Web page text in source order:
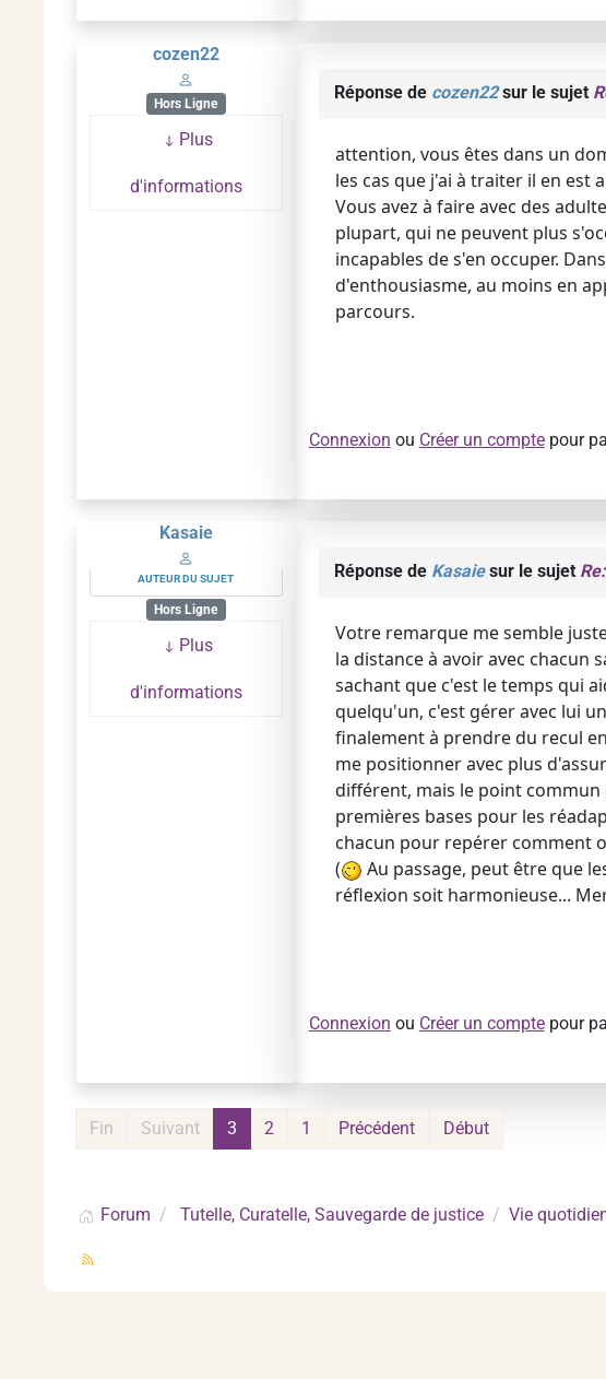
cozen22
Hors Ligne
Plus
d'informations
Réponse de cozen22sur le sujet
attention, vous êtes dans un
les cas que j'ai à traiter il en est
Vous avez à faire avec des
plupart, qui ne peuvent plus
incapables de s'en occuper.
d'enthousiasme, au moins en
parcours.
Connexion ou Créer un comptepour
Kasaie
AUTEUR DU SUJET
Hors Ligne
Plus
d'informations
Réponse de Kasaiesur le sujet
Votre remarque me semble
la distance à avoir avec
sachant que c'est le temps qui
quelqu'un, c'est gérer avec lui
finalement à prendre du recul
me positionner avec plus
différent, mais le point commun
premières bases pour les
chacun pour repérer comment
(
Au passage, peut être que
réflexion soit harmonieuse...
Connexion ou Créer un comptepour
Début
Précédent
1
2
3
Suivant
Fin
Forum Tutelle, Curatelle, Sauvegarde de justice Vie